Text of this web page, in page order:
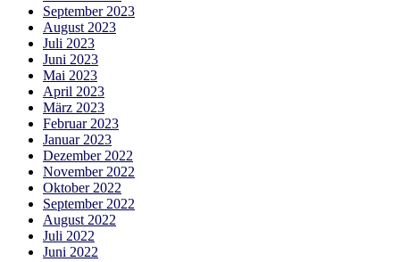
September 2023
August 2023
Juli 2023
Juni 2023
Mai 2023
April 2023
März 2023
Februar 2023
Januar 2023
Dezember 2022
November 2022
Oktober 2022
September 2022
August 2022
Juli 2022
Juni 2022